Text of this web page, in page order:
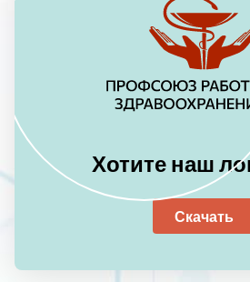
Хотите наш
Скачать